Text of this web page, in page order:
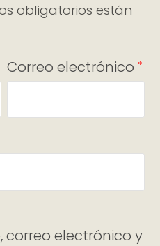
obligatorios están
Correo electrónico *
electrónico y